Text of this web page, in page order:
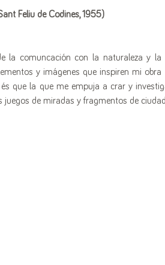
Feliu de Codines, 1955)
la comuncación con la naturaleza y
y imágenes que inspiren mi
que la que me empuja a crar y
juegos de miradas y fragmentos de